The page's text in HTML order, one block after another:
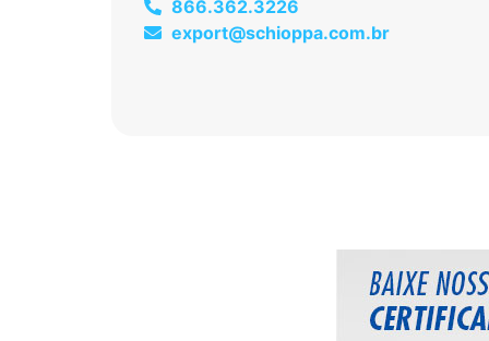
866.362.3226
export@schioppa.com.br